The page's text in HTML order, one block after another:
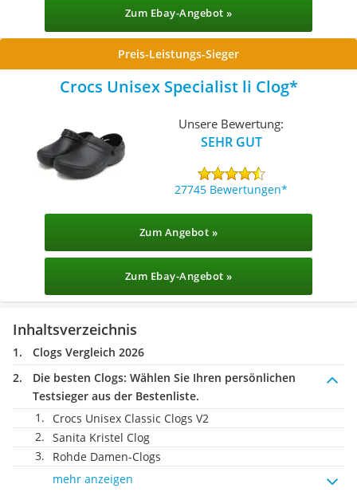
Zum Ebay-Angebot »
Preis-Leistungs-Sieger
Crocs Unisex Specialist li Clog
Unsere Bewertung:
SEHR GUT
27745 Bewertungen
Zum Angebot »
Zum Ebay-Angebot »
Inhaltsverzeichnis
Clogs Vergleich 2026
Die besten Clogs: Wählen Sie Ihren persönlichen
Testsieger aus der Bestenliste.
Crocs Unisex Classic Clogs V2
Sanita Kristel Clog
Rohde Damen-Clogs
mehr anzeigen